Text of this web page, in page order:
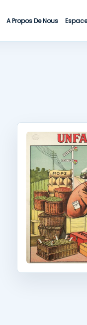
A Propos De Nous